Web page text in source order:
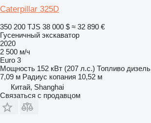
Caterpillar 325D
350 200 TJS 38 000 $ ≈ 32 890 €
Гусеничный экскаватор
2020
2 500 м/ч
Euro 3
Мощность 152 кВт (207 л.с.) Топливо дизель
7,09 м Радиус копания 10,52 м
Китай, Shanghai
Связаться с продавцом